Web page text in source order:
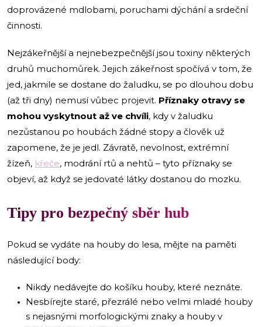
doprovázené mdlobami, poruchami dýchání a srdeční
činnosti.
Nejzákeřnější a nejnebezpečnější jsou toxiny některých
druhů muchomůrek. Jejich zákeřnost spočívá v tom, že
jed, jakmile se dostane do žaludku, se po dlouhou dobu
(až tři dny) nemusí vůbec projevit. Příznaky otravy se
mohou vyskytnout až ve chvíli, kdy v žaludku
nezůstanou po houbách žádné stopy a člověk už
zapomene, že je jedl. Závratě, nevolnost, extrémní
žízeň, křeče, modrání rtů a nehtů – tyto příznaky se
objeví, až když se jedovaté látky dostanou do mozku.
Tipy pro bezpečný sběr hub
Pokud se vydáte na houby do lesa, mějte na paměti
následující body:
Nikdy nedávejte do košíku houby, které neznáte.
Nesbírejte staré, přezrálé nebo velmi mladé houby
s nejasnými morfologickými znaky a houby v